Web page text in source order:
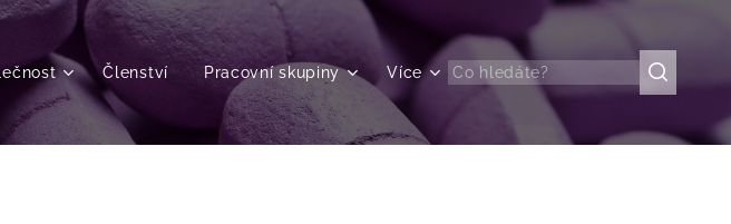
Členství Pracovní skupiny Více